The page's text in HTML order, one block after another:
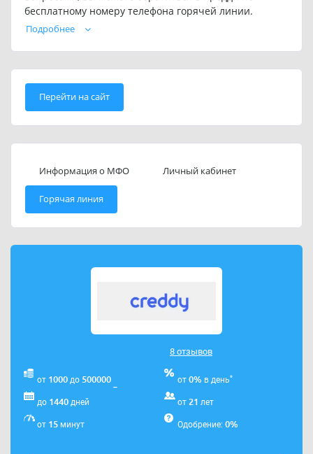
бесплатному номеру телефона горячей линии.
Операторы смогут помочь вам с задолженностью,
Подробнее
Перейти на сайт
Информация о МФО Личный кабинет
Горячая линия
8 отзывов
от 1000 до 500000 от 0% в день*
до 1440 дней от 21 лет
от 15 минут Одобрение: 0%